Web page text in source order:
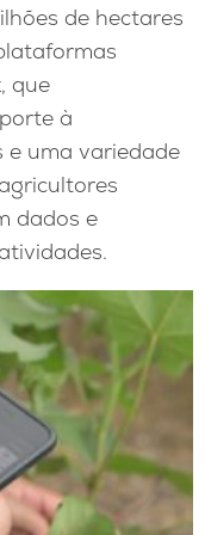
de hectares
que
à
e uma variedade
dados e